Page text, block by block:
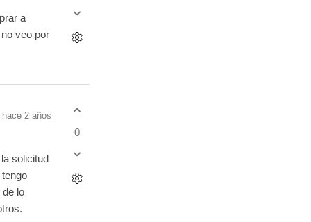
a
veo por
hace 2 años
solicitud
de lo
0